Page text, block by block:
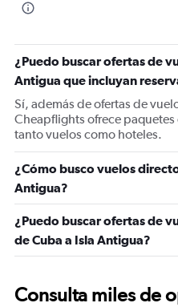
¿Puedo buscar ofertas de
Antigua que incluyan
Sí, además de ofertas de
Cheapflights ofrece
tanto vuelos como hoteles.
¿Cómo busco vuelos
Antigua?
¿Puedo buscar ofertas de
de Cuba a Isla Antigua?
Consulta miles de